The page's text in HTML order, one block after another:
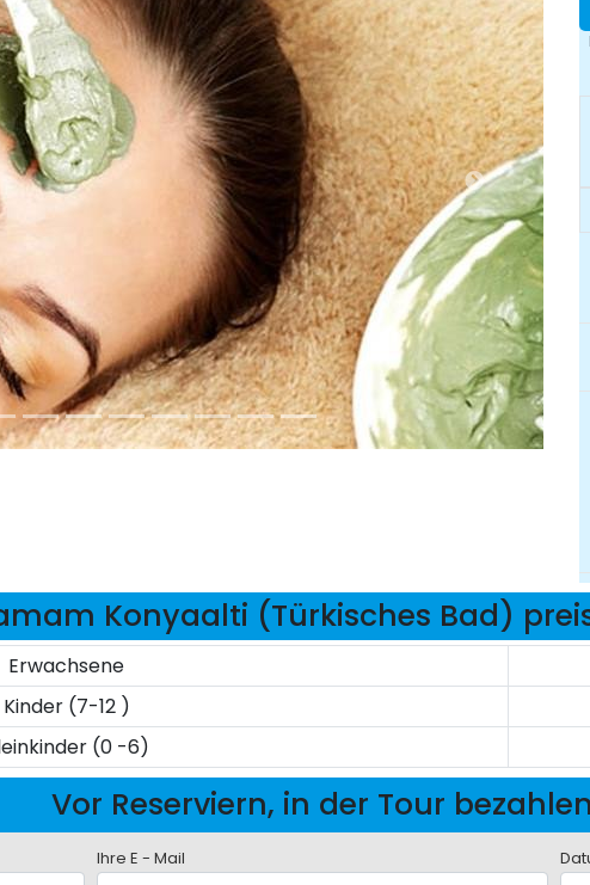
Konyaalti (Türkisches Bad)
Erwachsene
Kinder (7-12 )
(0 -6)
Vor Reserviern, in der Tour bezahlen
Ihre E - Mail